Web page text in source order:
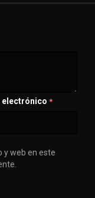
electrónico *
y web en este